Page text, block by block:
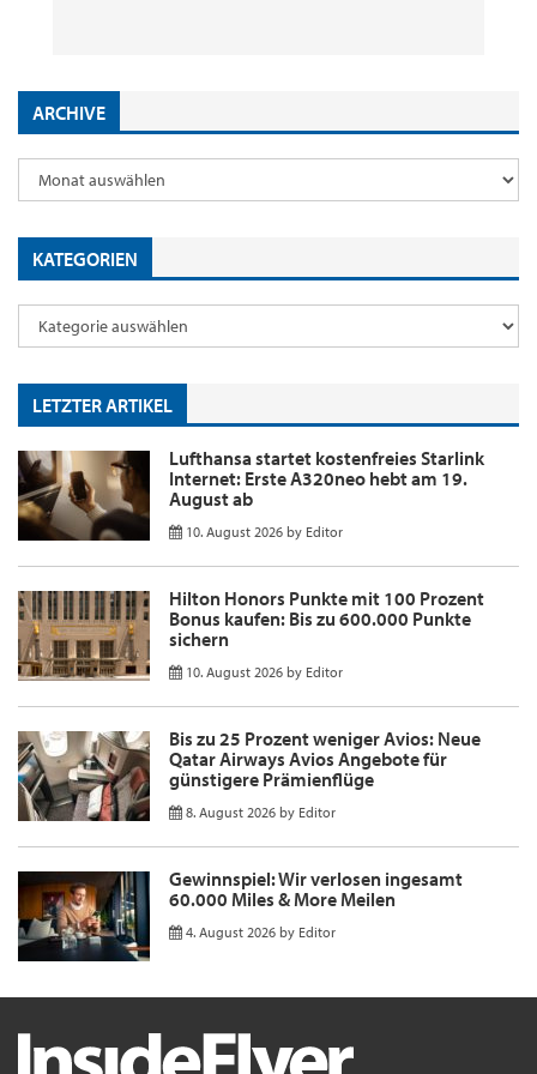
ARCHIVE
KATEGORIEN
LETZTER ARTIKEL
Lufthansa startet kostenfreies Starlink
Internet: Erste A320neo hebt am 19.
August ab
10. August 2026 by Editor
Hilton Honors Punkte mit 100 Prozent
Bonus kaufen: Bis zu 600.000 Punkte
sichern
10. August 2026 by Editor
Bis zu 25 Prozent weniger Avios: Neue
Qatar Airways Avios Angebote für
günstigere Prämienflüge
8. August 2026 by Editor
Gewinnspiel: Wir verlosen ingesamt
60.000 Miles & More Meilen
4. August 2026 by Editor